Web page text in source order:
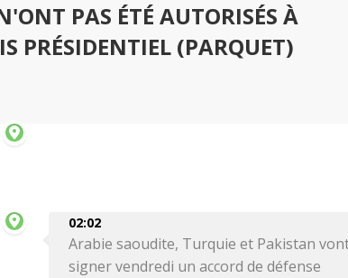
PAS ÉTÉ AUTORISÉS À
PRÉSIDENTIEL (PARQUET)
02:02
Arabie saoudite, Turquie et Pakistan
signer vendredi un accord de défense